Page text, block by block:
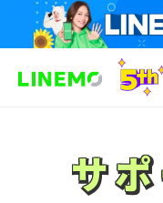
サ
サ